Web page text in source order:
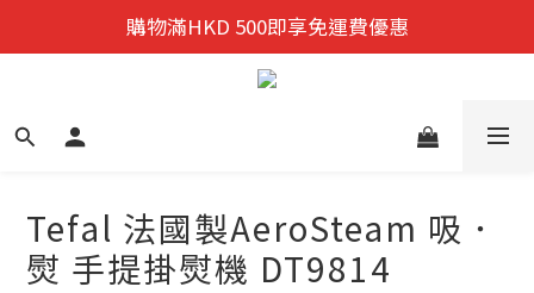
迎新禮遇:  新會員首次購物 尊享全單9折優惠!
購物滿HKD 500即享免運費優惠
八月夏日季末優惠: 買滿2件及以上即享92折優惠
迎新禮遇:  新會員首次購物 尊享全單9折優惠!
Tefal 法國製AeroSteam 吸．
熨 手提掛熨機 DT9814